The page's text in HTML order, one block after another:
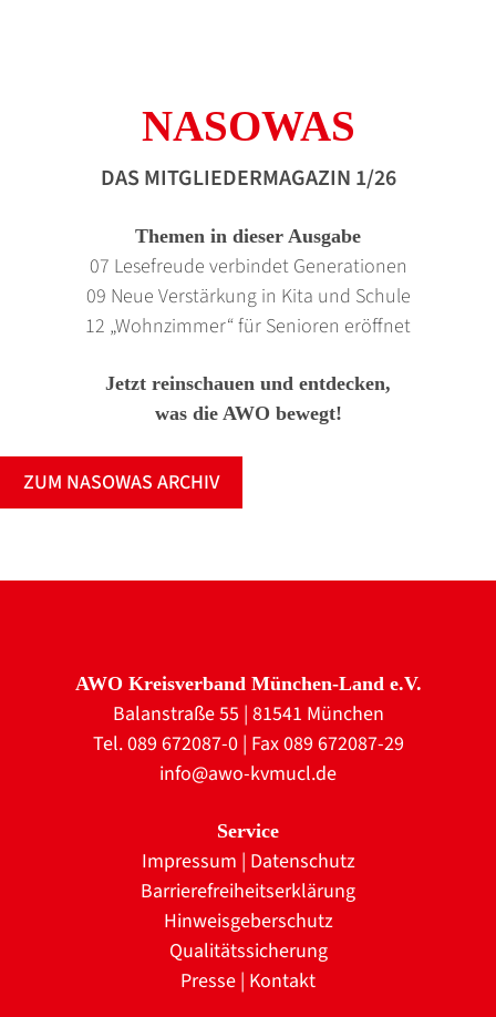
NASOWAS
DAS MITGLIEDERMAGAZIN 1/26
Themen in dieser Ausgabe
07 Lesefreude verbindet Generationen
09 Neue Verstärkung in Kita und Schule
12 „Wohnzimmer“ für Senioren eröffnet
Jetzt reinschauen und entdecken,
was die AWO bewegt!
ZUM NASOWAS ARCHIV
AWO Kreisverband München-Land e.V.
Balanstraße 55 | 81541 München
Tel. 089 672087-0 | Fax 089 672087-29
info@awo-kvmucl.de
Service
Impressum | Datenschutz
Barrierefreiheitserklärung
Hinweisgeberschutz
Qualitätssicherung
Presse | Kontakt